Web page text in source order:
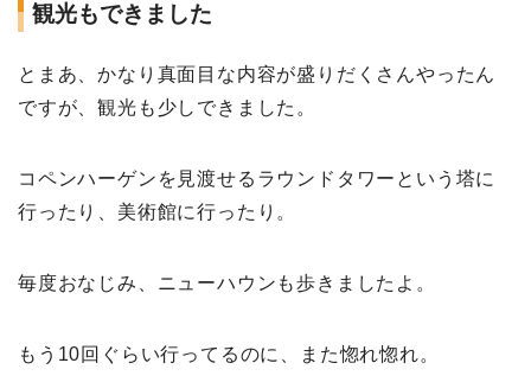
観光もできました
とまあ、かなり真面目な内容が盛りだくさんやったん
ですが、観光も少しできました。
コペンハーゲンを見渡せるラウンドタワーという塔に
行ったり、美術館に行ったり。
毎度おなじみ、ニューハウンも歩きましたよ。
もう10回ぐらい行ってるのに、また惚れ惚れ。